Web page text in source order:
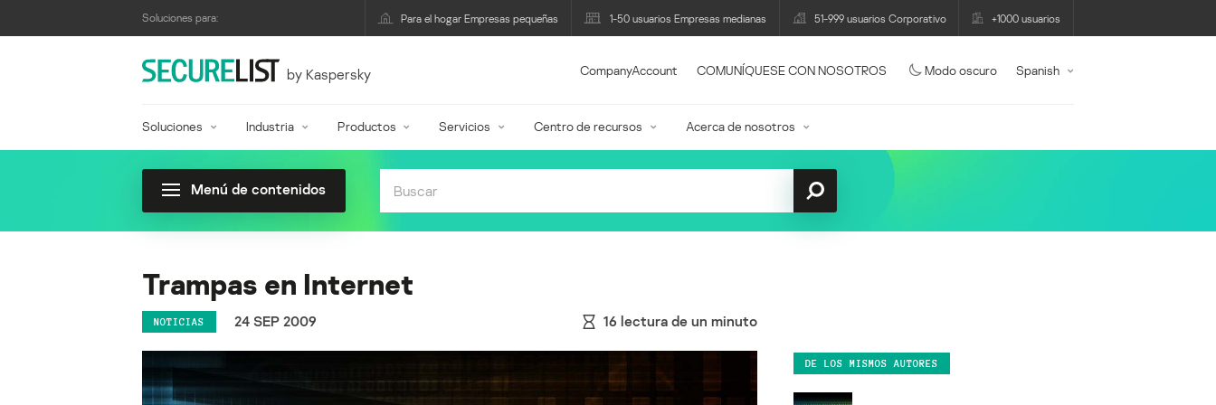
Soluciones para: Para el hogar Empresas pequeñas 1-50 usuarios Empresas medianas 51-999 usuarios Corporativo +1000 usuarios
by Kaspersky CompanyAccount COMUNÍQUESE CON NOSOTROS Modo oscuro Spanish
Soluciones Industria Productos Servicios Centro de recursos Acerca de nosotros
Menú de contenidos
Trampas en Internet
NOTICIAS 24 SEP 2009 16 lectura de un minuto
DE LOS MISMOS AUTORES